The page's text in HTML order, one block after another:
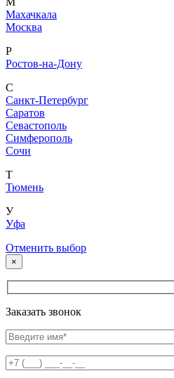
Махачкала
Москва
Р
Ростов-на-Дону
С
Санкт-Петербург
Саратов
Севастополь
Симферополь
Сочи
Т
Тюмень
У
Уфа
Отменить выбор
×
Заказать звонок